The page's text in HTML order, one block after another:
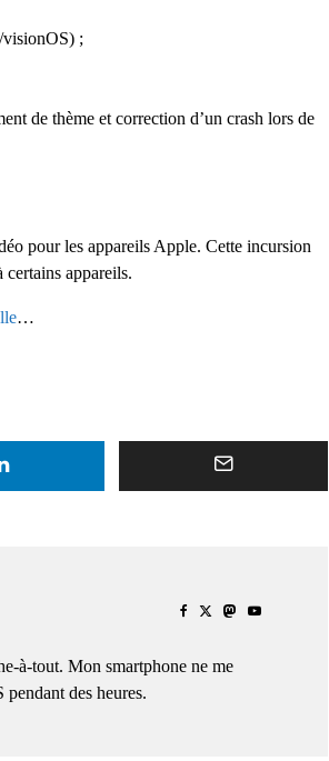
visionOS) ;
de thème et correction d’un crash lors de
pour les appareils Apple. Cette incursion
certains appareils.
…
à-tout. Mon smartphone ne me
des heures.